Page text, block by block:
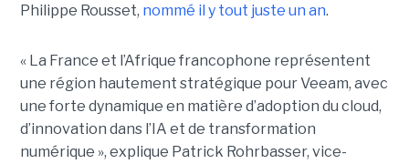
Philippe Rousset, nommé il y tout juste un an.
« La France et l’Afrique francophone représentent
une région hautement stratégique pour Veeam, avec
une forte dynamique en matière d’adoption du cloud,
d’innovation dans l’IA et de transformation
numérique », explique Patrick Rohrbasser, vice-